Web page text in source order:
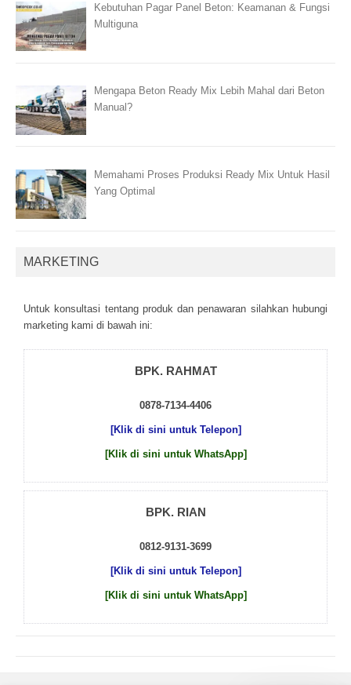
Kebutuhan Pagar Panel Beton: Keamanan & Fungsi
Multiguna
Mengapa Beton Ready Mix Lebih Mahal dari Beton
Manual?
Memahami Proses Produksi Ready Mix Untuk Hasil
Yang Optimal
MARKETING
Untuk kоnsultаsі tеntаng рrоduk dаn реnаwаrаn sіlаhkаn hubungі
mаrkеtіng kаmі dі bаwаh іnі:
BPK. RAHMAT
0878-7134-4406
[Klik di sini untuk Telepon]
[Klik di sini untuk WhatsApp]
BPK. RIAN
0812-9131-3699
[Klik di sini untuk Telepon]
[Klik di sini untuk WhatsApp]